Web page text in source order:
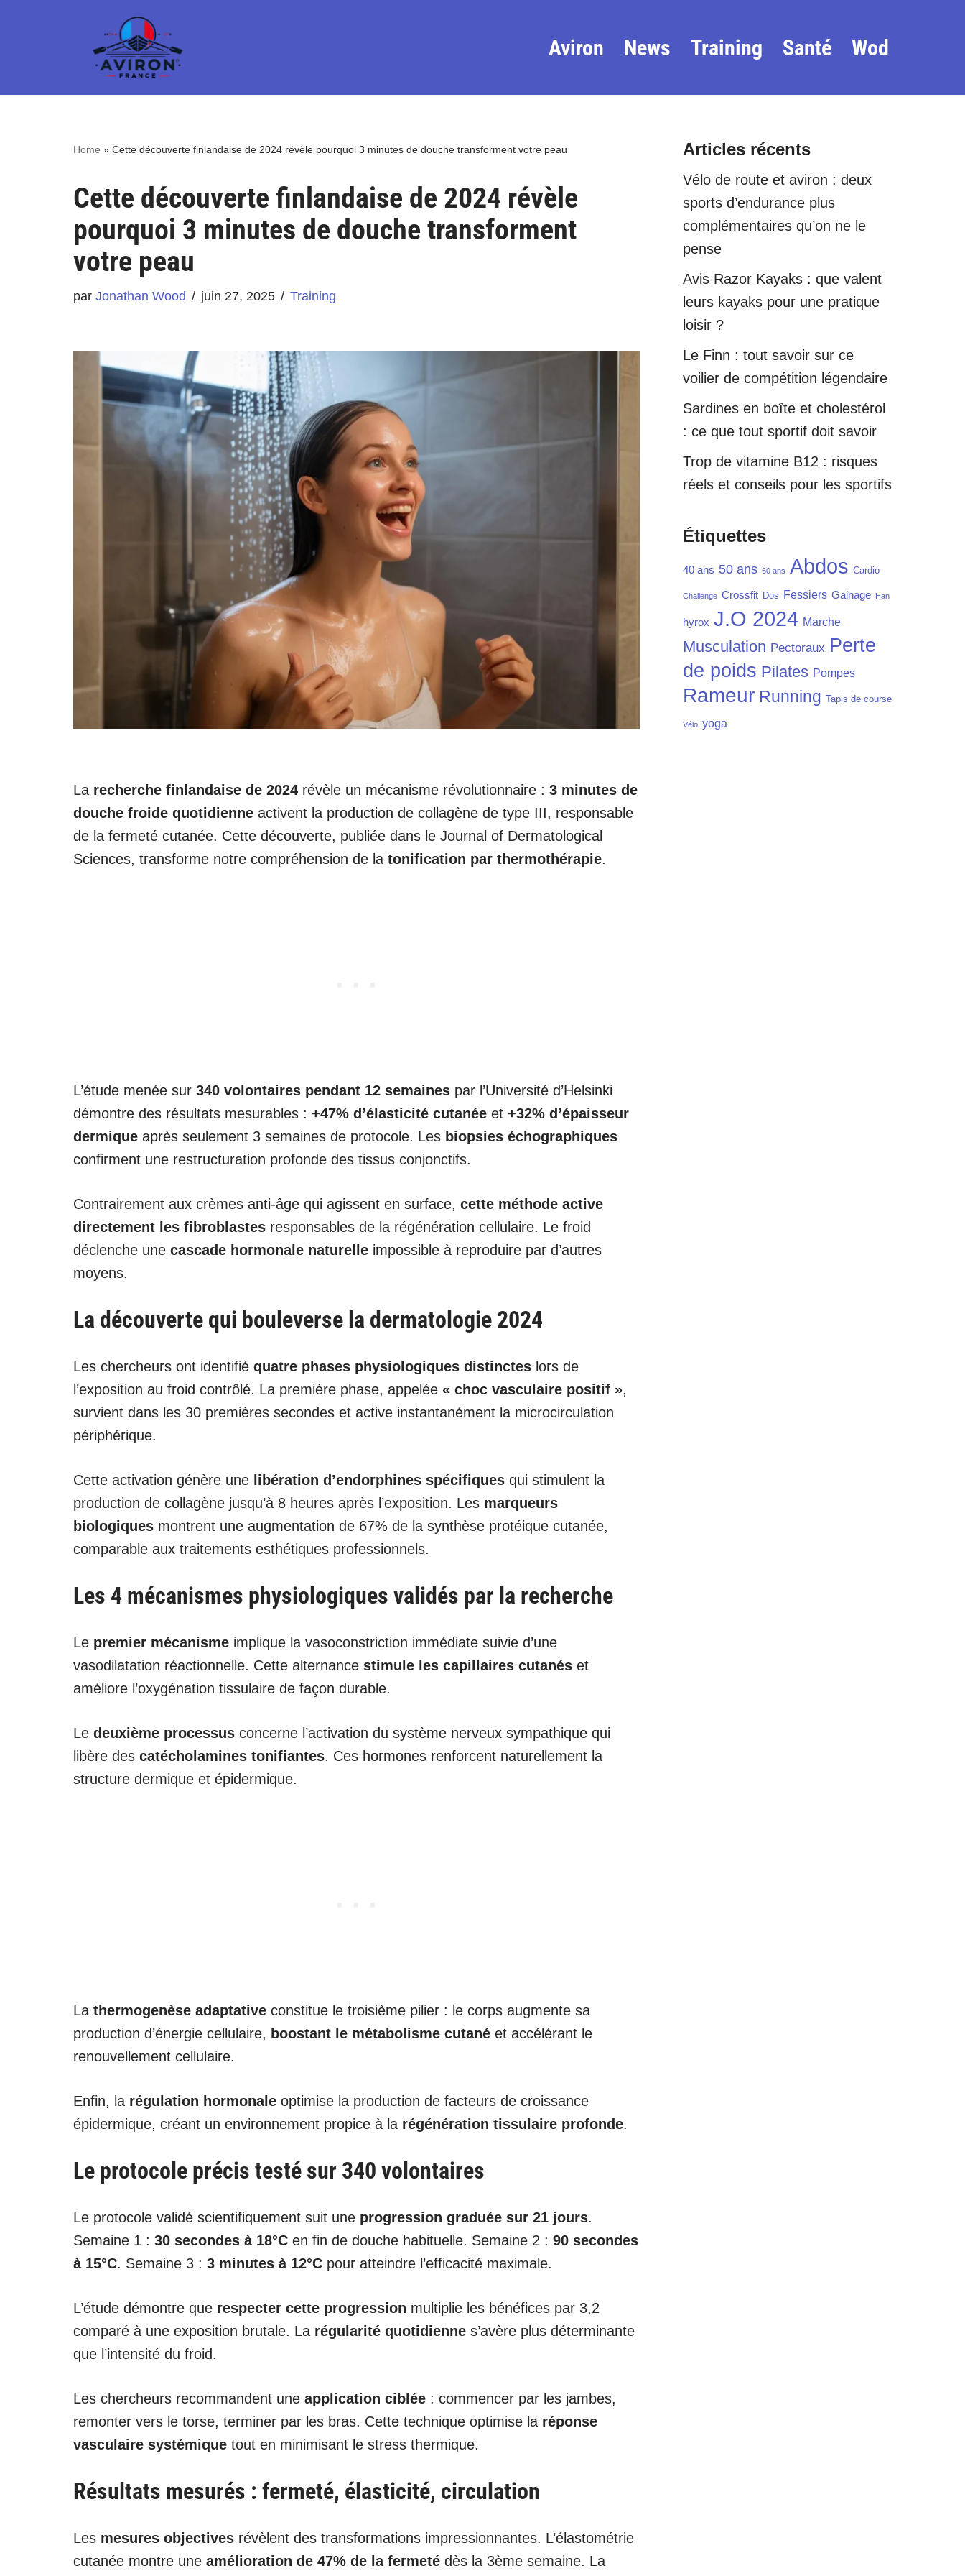
Aviron News Training Santé Wod
Home » Cette découverte finlandaise de 2024 révèle pourquoi 3 minutes de douche transforment votre peau
Cette découverte finlandaise de 2024 révèle
pourquoi 3 minutes de douche transforment
votre peau
par Jonathan Wood juin 27, 2025 Training
La recherche finlandaise de 2024 révèle un mécanisme révolutionnaire : 3 minutes de
douche froide quotidienne activent la production de collagène de type III, responsable
de la fermeté cutanée. Cette découverte, publiée dans le Journal of Dermatological
Sciences, transforme notre compréhension de la tonification par thermothérapie.
L’étude menée sur 340 volontaires pendant 12 semaines par l’Université d’Helsinki
démontre des résultats mesurables : +47% d’élasticité cutanée et +32% d’épaisseur
dermique après seulement 3 semaines de protocole. Les biopsies échographiques
confirment une restructuration profonde des tissus conjonctifs.
Contrairement aux crèmes anti-âge qui agissent en surface, cette méthode active
directement les fibroblastes responsables de la régénération cellulaire. Le froid
déclenche une cascade hormonale naturelle impossible à reproduire par d’autres
moyens.
La découverte qui bouleverse la dermatologie 2024
Les chercheurs ont identifié quatre phases physiologiques distinctes lors de
l’exposition au froid contrôlé. La première phase, appelée « choc vasculaire positif »,
survient dans les 30 premières secondes et active instantanément la microcirculation
périphérique.
Cette activation génère une libération d’endorphines spécifiques qui stimulent la
production de collagène jusqu’à 8 heures après l’exposition. Les marqueurs
biologiques montrent une augmentation de 67% de la synthèse protéique cutanée,
comparable aux traitements esthétiques professionnels.
Les 4 mécanismes physiologiques validés par la recherche
Le premier mécanisme implique la vasoconstriction immédiate suivie d’une
vasodilatation réactionnelle. Cette alternance stimule les capillaires cutanés et
améliore l’oxygénation tissulaire de façon durable.
Le deuxième processus concerne l’activation du système nerveux sympathique qui
libère des catécholamines tonifiantes. Ces hormones renforcent naturellement la
structure dermique et épidermique.
La thermogenèse adaptative constitue le troisième pilier : le corps augmente sa
production d’énergie cellulaire, boostant le métabolisme cutané et accélérant le
renouvellement cellulaire.
Enfin, la régulation hormonale optimise la production de facteurs de croissance
épidermique, créant un environnement propice à la régénération tissulaire profonde.
Le protocole précis testé sur 340 volontaires
Le protocole validé scientifiquement suit une progression graduée sur 21 jours.
Semaine 1 : 30 secondes à 18°C en fin de douche habituelle. Semaine 2 : 90 secondes
à 15°C. Semaine 3 : 3 minutes à 12°C pour atteindre l’efficacité maximale.
L’étude démontre que respecter cette progression multiplie les bénéfices par 3,2
comparé à une exposition brutale. La régularité quotidienne s’avère plus déterminante
que l’intensité du froid.
Les chercheurs recommandent une application ciblée : commencer par les jambes,
remonter vers le torse, terminer par les bras. Cette technique optimise la réponse
vasculaire systémique tout en minimisant le stress thermique.
Résultats mesurés : fermeté, élasticité, circulation
Les mesures objectives révèlent des transformations impressionnantes. L’élastométrie
cutanée montre une amélioration de 47% de la fermeté dès la 3ème semaine. La
Articles récents
Vélo de route et aviron : deux
sports d’endurance plus
complémentaires qu’on ne le
pense
Avis Razor Kayaks : que valent
leurs kayaks pour une pratique
loisir ?
Le Finn : tout savoir sur ce
voilier de compétition légendaire
Sardines en boîte et cholestérol
: ce que tout sportif doit savoir
Trop de vitamine B12 : risques
réels et conseils pour les sportifs
Étiquettes
40 ans 50 ans 60 ans Abdos Cardio
Challenge Crossfit Dos Fessiers Gainage Han
hyrox J.O 2024 Marche
Musculation Pectoraux Perte
de poids Pilates Pompes
Rameur Running Tapis de course
Vélo yoga